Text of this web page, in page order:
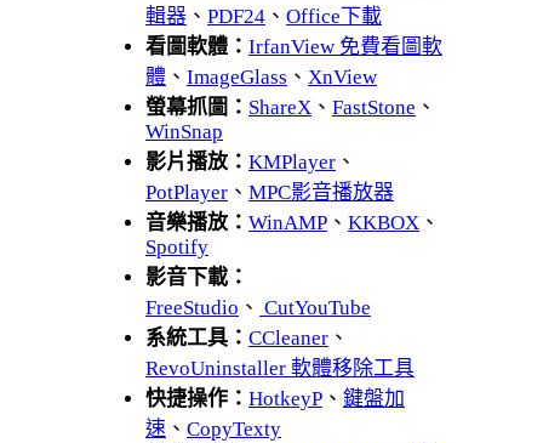
輯器 、 PDF24 、 Office下載
看圖軟體： IrfanView 免費看圖軟
體 、 ImageGlass 、 XnView
螢幕抓圖： ShareX 、 FastStone 、
WinSnap
影片播放： KMPlayer 、
PotPlayer 、 MPC影音播放器
音樂播放： WinAMP 、 KKBOX 、
Spotify
影音下載：
FreeStudio 、 CutYouTube
系統工具： CCleaner 、
RevoUninstaller 軟體移除工具
快捷操作： HotkeyP 、 鍵盤加
速 、 CopyTexty